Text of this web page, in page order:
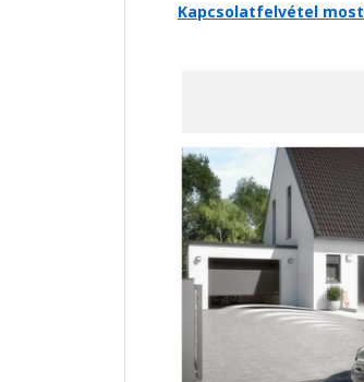
Kapcsolatfelvétel most